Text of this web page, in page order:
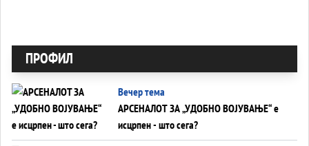
ПРОФИЛ
Вечер тема
АРСЕНАЛОТ ЗА „УДОБНО ВОЈУВАЊЕ“ е
исцрпен - што сега?